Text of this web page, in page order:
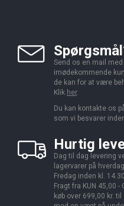
Send os en mail
imødekommende
de kan for at være
Klik her.
Du kan kontakte os
som vi besvarer
Hurtig
Dag til dag levering
lagervarer på
Fredag inden kl.
Fragt fra KUN 45,00 -
køb over 699,00 kr. til